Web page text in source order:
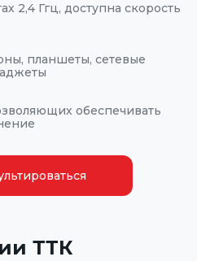
2,4 Ггц, доступна скорость
планшеты, сетевые
обеспечивать
ТТК